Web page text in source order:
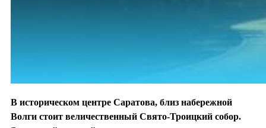
В историческом центре Саратова, близ набережной
Волги стоит величественный Свято-Троицкий собор.